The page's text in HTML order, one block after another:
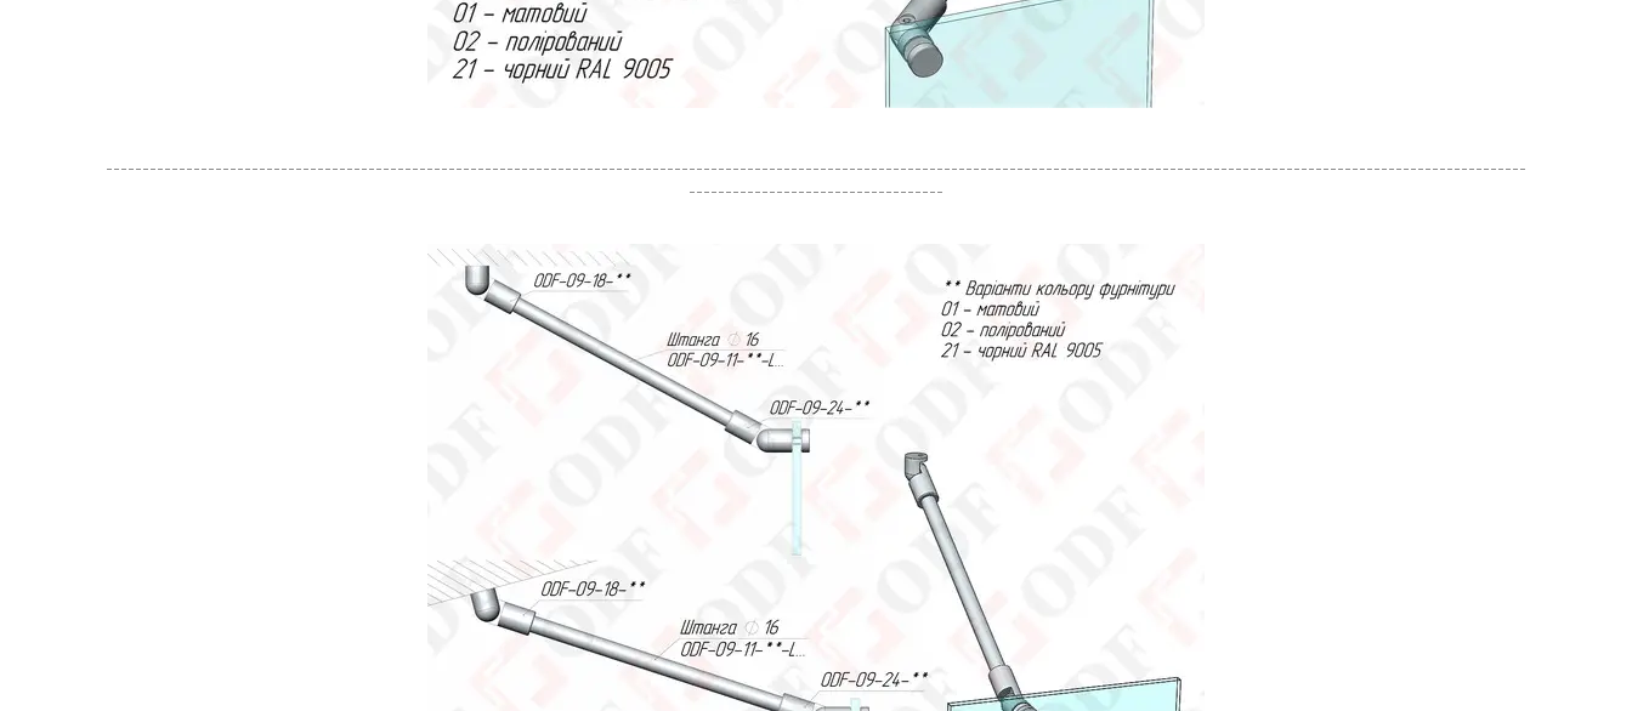
---------------------------------------------------------------------------------------------------------------------------------------------------------------------------------------------------
-----------------------------------